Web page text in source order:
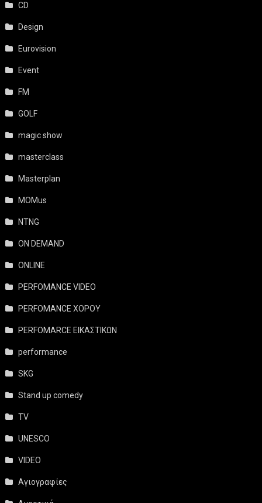
CD
Design
Eurovision
Event
FM
GOLF
magic show
masterclass
Masterplan
MOMus
NTNG
ON DEMAND
ONLINE
PERFOMANCE VIDEO
PERFOMANCE ΧΟΡΟΥ
PERFOMARCE ΕΙΚΑΣΤΙΚΩΝ
performance
SKG
Stand up comedy
TV
UNESCO
VIDEO
Αγιογραφίες